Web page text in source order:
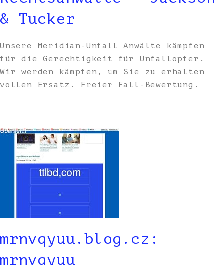
& Tucker
Unsere Meridian-Unfall Anwälte kämpfen
für die Gerechtigkeit für Unfallopfer.
Wir werden kämpfen, um Sie zu erhalten
vollen Ersatz. Freier Fall-Bewertung.
mrnvqyuu.blog.cz:
mrnvqyuu